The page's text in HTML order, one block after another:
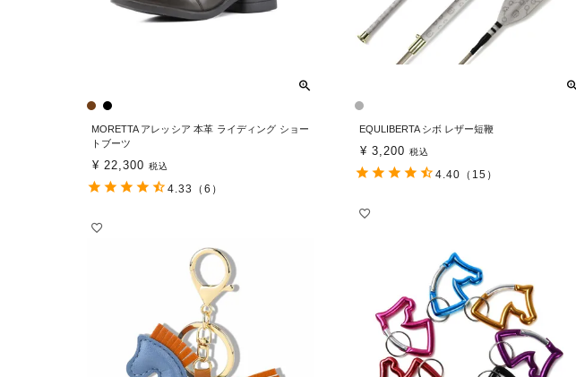
MORETTA アレッシア 本革 ライディング ショー
トブーツ
¥ 22,300 税込
4.33 （6）
EQULIBERTA シボ レザー短鞭
¥ 3,200 税込
4.40 （15）